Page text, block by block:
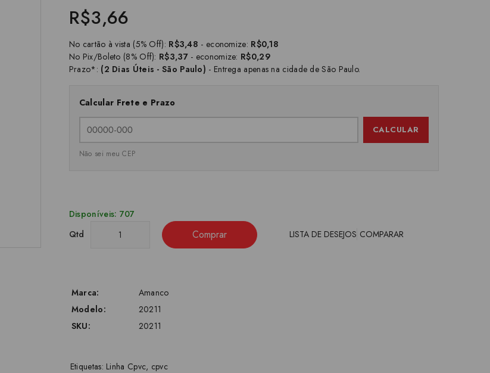
R$3,66
No cartão à vista (5% Off): R$3,48 - economize: R$0,18
No Pix/Boleto (8% Off): R$3,37- economize: R$0,29
Prazo*: (2 Dias Úteis - São Paulo) - Entrega apenas na cidade de São Paulo.
Calcular Frete e Prazo
CALCULAR
Não sei meu CEP
Disponíveis: 707
Qtd
Comprar LISTA DE DESEJOS COMPARAR
Marca:
Amanco
Modelo:
20211
SKU:
20211
Etiquetas: Linha Cpvc, cpvc